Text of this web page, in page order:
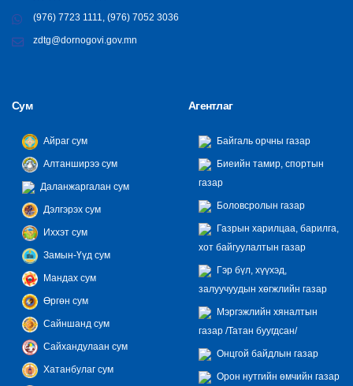
(976) 7723 1111, (976) 7052 3036
zdtg@dornogovi.gov.mn
Сум
Айраг сум
Алтанширээ сум
Даланжаргалан сум
Дэлгэрэх сум
Иххэт сум
Замын-Үүд сум
Мандах сум
Өргөн сум
Сайншанд сум
Сайхандулаан сум
Хатанбулаг сум
Агентлаг
Байгаль орчны газар
Биеийн тамир, спортын
газар
Боловсролын газар
Газрын харилцаа, барилга,
хот байгуулалтын газар
Гэр бүл, хүүхэд,
залуучуудын хөгжлийн газар
Мэргэжлийн хяналтын
газар /Татан буугдсан/
Онцгой байдлын газар
Орон нутгийн өмчийн газар